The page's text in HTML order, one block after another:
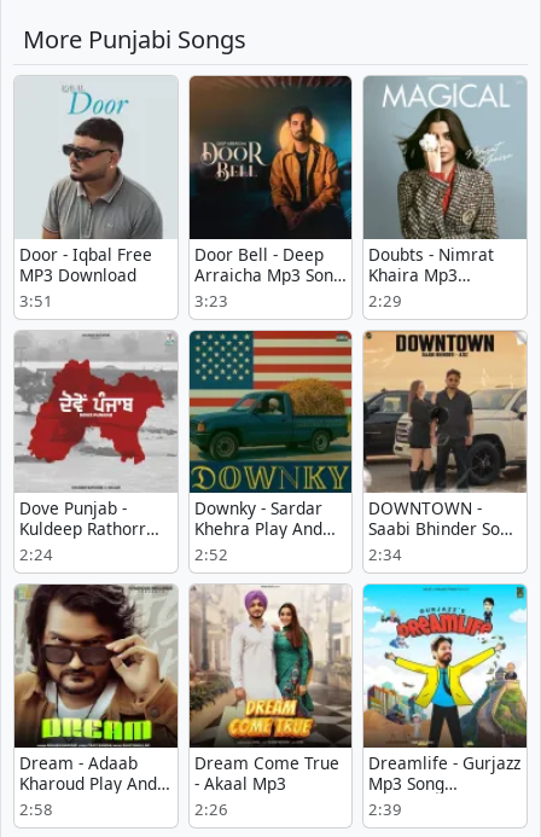
More Punjabi Songs
Door - Iqbal Free
MP3 Download
3:51
Door Bell - Deep
Arraicha Mp3 Song
Download Now
3:23
Doubts - Nimrat
Khaira Mp3
Download Free
2:29
Dove Punjab -
Kuldeep Rathorr
Play mp3 song
2:24
Downky - Sardar
Khehra Play And
Download mp3
song
2:52
DOWNTOWN -
Saabi Bhinder Song
Mp3 Download
2:34
Dream - Adaab
Kharoud Play And
Download mp3
song
2:58
Dream Come True
- Akaal Mp3
2:26
Dreamlife - Gurjazz
Mp3 Song
Download Now
2:39